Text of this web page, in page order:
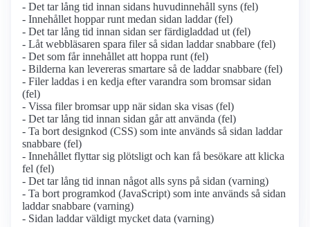
- Det tar lång tid innan sidans huvudinnehåll syns (fel)
- Innehållet hoppar runt medan sidan laddar (fel)
- Det tar lång tid innan sidan ser färdigladdad ut (fel)
- Låt webbläsaren spara filer så sidan laddar snabbare (fel)
- Det som får innehållet att hoppa runt (fel)
- Bilderna kan levereras smartare så de laddar snabbare (fel)
- Filer laddas i en kedja efter varandra som bromsar sidan
(fel)
- Vissa filer bromsar upp när sidan ska visas (fel)
- Det tar lång tid innan sidan går att använda (fel)
- Ta bort designkod (CSS) som inte används så sidan laddar
snabbare (fel)
- Innehållet flyttar sig plötsligt och kan få besökare att klicka
fel (fel)
- Det tar lång tid innan något alls syns på sidan (varning)
- Ta bort programkod (JavaScript) som inte används så sidan
laddar snabbare (varning)
- Sidan laddar väldigt mycket data (varning)